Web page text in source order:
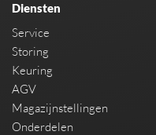
Diensten
Service
Storing
Keuring
AGV
Magazijnstellingen
Onderdelen